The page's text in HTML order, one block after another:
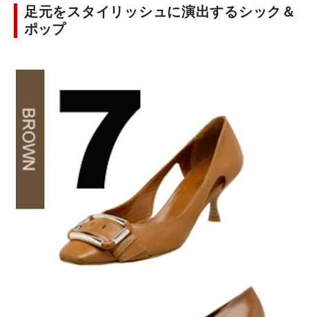
足元をスタイリッシュに演出するシック＆
ポップ